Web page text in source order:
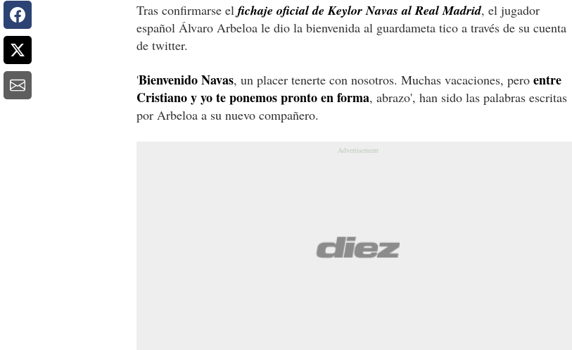
Tras confirmarse el fichaje oficial de Keylor Navas al Real Madrid, el jugador
español Álvaro Arbeloa le dio la bienvenida al guardameta tico a través de su cuenta
de twitter.
'Bienvenido Navas, un placer tenerte con nosotros. Muchas vacaciones, pero entre
Cristiano y yo te ponemos pronto en forma, abrazo', han sido las palabras escritas
por Arbeloa a su nuevo compañero.